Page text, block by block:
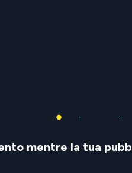
mentre la tua